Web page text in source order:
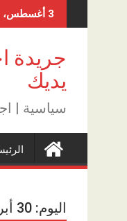
to
3 أغسطس، 2026
جريدة
يديك
سياسية |
اليوم: 30 أبريل، 2025